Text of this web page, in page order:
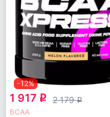
-12%
1 917 q 2 179q
ВСАА